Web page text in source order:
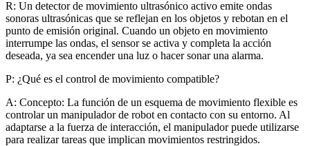
R: Un detector de movimiento ultrasónico activo emite ondas
sonoras ultrasónicas que se reflejan en los objetos y rebotan en el
punto de emisión original. Cuando un objeto en movimiento
interrumpe las ondas, el sensor se activa y completa la acción
deseada, ya sea encender una luz o hacer sonar una alarma.
P: ¿Qué es el control de movimiento compatible?
A: Concepto: La función de un esquema de movimiento flexible es
controlar un manipulador de robot en contacto con su entorno. Al
adaptarse a la fuerza de interacción, el manipulador puede utilizarse
para realizar tareas que implican movimientos restringidos.